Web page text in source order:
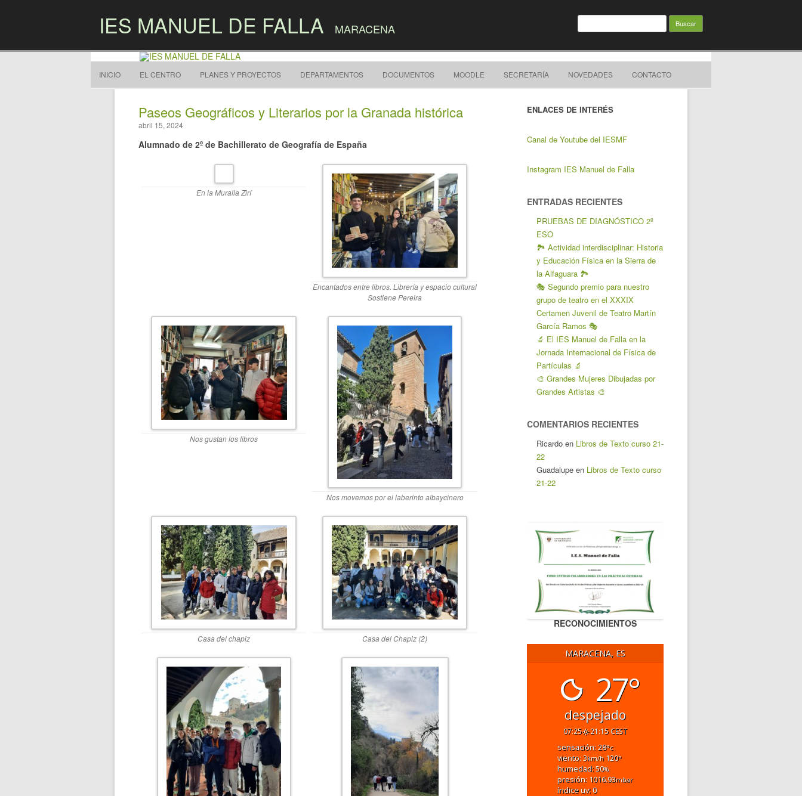
IES MANUEL DE FALLA MARACENA
Buscar:
INICIO EL CENTRO PLANES Y PROYECTOS DEPARTAMENTOS DOCUMENTOS MOODLE SECRETARÍA NOVEDADES CONTACTO
Paseos Geográficos y Literarios por la Granada histórica
abril 15, 2024
Alumnado de 2º de Bachillerato de Geografía de España
En la Muralla Zirí
Encantados entre libros. Librería y espacio cultural
Sostiene Pereira
Nos gustan los libros
Nos movemos por el laberinto albaycinero
Casa del chapiz Casa del Chapiz (2)
ENLACES DE INTERÉS
Canal de Youtube del IESMF
Instagram IES Manuel de Falla
ENTRADAS RECIENTES
PRUEBAS DE DIAGNÓSTICO 2º
ESO
🏞️ Actividad interdisciplinar: Historia
y Educación Física en la Sierra de
la Alfaguara 🏞️
🎭 Segundo premio para nuestro
grupo de teatro en el XXXIX
Certamen Juvenil de Teatro Martín
García Ramos 🎭
🔬 El IES Manuel de Falla en la
Jornada Internacional de Física de
Partículas 🔬
🎨 Grandes Mujeres Dibujadas por
Grandes Artistas 🎨
COMENTARIOS RECIENTES
Ricardoen Libros de Texto curso 21-
22
Guadalupeen Libros de Texto curso
21-22
RECONOCIMIENTOS
MARACENA, ES
27°
despejado
07:25 21:15 CEST
sensación: 28°c
viento: 3km/h 120°
humedad: 50%
presión: 1016.93mbar
índice uv: 0